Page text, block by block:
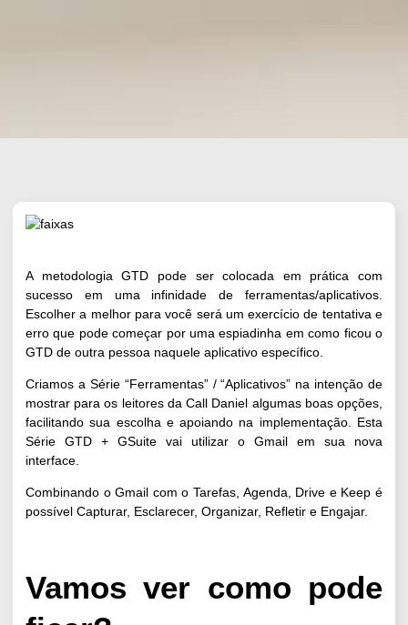
A metodologia GTD pode ser colocada em prática com
sucesso em uma infinidade de ferramentas/aplicativos.
Escolher a melhor para você será um exercício de tentativa e
erro que pode começar por uma espiadinha em como ficou o
GTD de outra pessoa naquele aplicativo específico.
Criamos a Série “Ferramentas” / “Aplicativos” na intenção de
mostrar para os leitores da Call Daniel algumas boas opções,
facilitando sua escolha e apoiando na implementação. Esta
Série GTD + GSuite vai utilizar o Gmail em sua nova
interface.
Combinando o Gmail com o Tarefas, Agenda, Drive e Keep é
possível Capturar, Esclarecer, Organizar, Refletir e Engajar.
Vamos ver como pode